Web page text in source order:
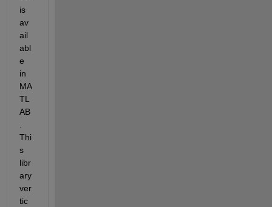
is
av
ail
abl
e
in
MA
TL
AB
.
Thi
s
libr
ary
ver
tic